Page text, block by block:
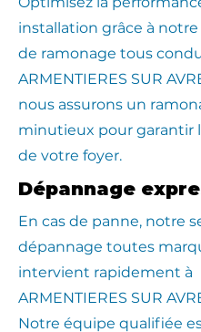
installation grâce à notre
de ramonage tous
ARMENTIERES SUR
nous assurons un
minutieux pour garantir
de votre foyer.
Dépannage
En cas de panne, notre
dépannage toutes
intervient rapidement à
ARMENTIERES SUR
Notre équipe qualifiée